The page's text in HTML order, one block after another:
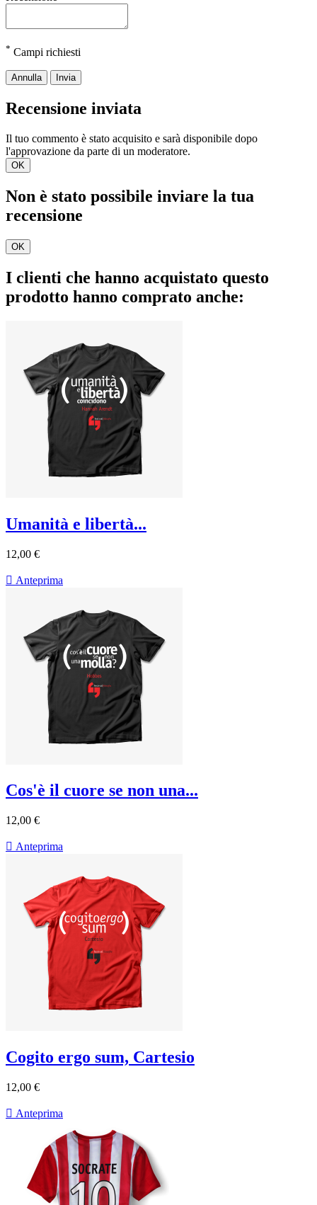
* Campi richiesti
Annulla Invia
Recensione inviata
Il tuo commento è stato acquisito e sarà disponibile dopo
l'approvazione da parte di un moderatore.
OK
Non è stato possibile inviare la tua
recensione
OK
I clienti che hanno acquistato questo
prodotto hanno comprato anche:
Umanità e libertà...
12,00 €
 Anteprima
Cos'è il cuore se non una...
12,00 €
 Anteprima
Cogito ergo sum, Cartesio
12,00 €
 Anteprima